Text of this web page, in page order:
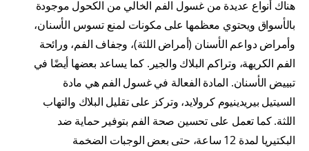
هناك أنواع عديدة من غسول الفم الخالي من الكحول موجودة
بالأسواق ويحتوي معظمها على مكونات لمنع تسوس الأسنان،
وأمراض دواعم الأسنان (أمراض اللثة)، وجفاف الفم، ورائحة
الفم الكريهة، وتراكم البلاك والجير. كما يساعد بعضها أيضًا في
تبييض الأسنان. المادة الفعالة في غسول الفم هي مادة
السيتيل بيريدينيوم كرولايد، وتركز على تقليل البلاك والتهاب
اللثة. كما تعمل على تحسين صحة الفم بتوفير حماية ضد
البكتيريا لمدة 12 ساعة، حتى بعض الوجبات الضخمة